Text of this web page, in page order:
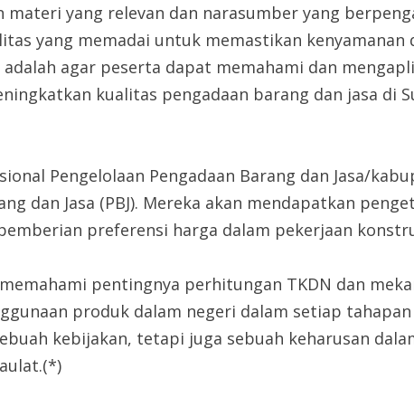
yang relevan dan narasumber yang
yang memadai untuk memastikan kenyamanan
agar peserta dapat memahami dan
kualitas pengadaan barang dan jasa di
Pengelolaan Pengadaan Barang dan Jasa/
dan Jasa (PBJ). Mereka akan mendapatkan
preferensi harga dalam pekerjaan
pentingnya perhitungan TKDN dan
produk dalam negeri dalam setiap
kebijakan, tetapi juga sebuah keharusan